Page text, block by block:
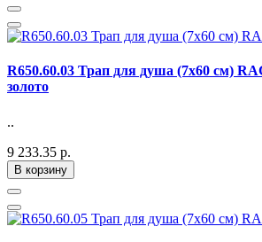
R650.60.03 Трап для душа (7х60 см)
золото
..
9 233.35 р.
В корзину